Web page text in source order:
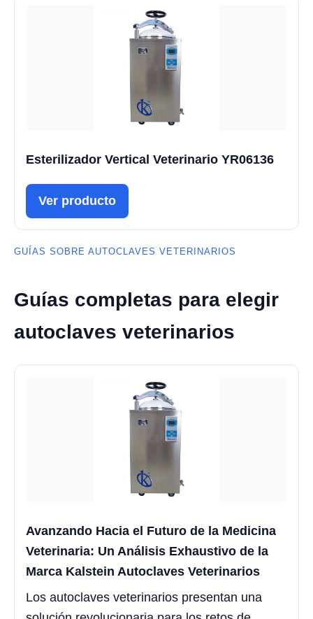
Esterilizador Vertical Veterinario YR06136
Ver producto
GUÍAS SOBRE AUTOCLAVES VETERINARIOS
Guías completas para elegir
autoclaves veterinarios
Avanzando Hacia el Futuro de la Medicina
Veterinaria: Un Análisis Exhaustivo de la
Marca Kalstein Autoclaves Veterinarios
Los autoclaves veterinarios presentan una